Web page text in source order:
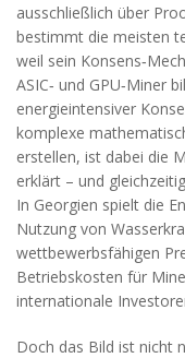
ausschließlich über
bestimmt die meisten
weil sein
ASIC‑ und GPU‑Miner
energieintensiver
komplexe
erstellen, ist dabei die
erklärt – und
In Georgien spielt die
Nutzung von
wettbewerbsfähigen
Betriebskosten für
internationale
Doch das Bild ist nicht